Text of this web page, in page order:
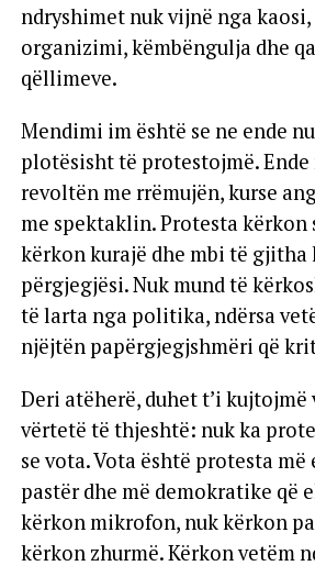
ndryshimet nuk vijnë nga
organizimi, këmbëngulja dhe
qëllimeve.
Mendimi im është se ne ende
plotësisht të protestojmë.
revoltën me rrëmujën, kurse
me spektaklin. Protesta
kërkon kurajë dhe mbi të gjitha
përgjegjësi. Nuk mund të
të larta nga politika, ndërsa
njëjtën papërgjegjshmëri që
Deri atëherë, duhet t’i kujtojmë
vërtetë të thjeshtë: nuk ka
se vota. Vota është protesta më
pastër dhe më demokratike që
kërkon mikrofon, nuk kërkon
kërkon zhurmë. Kërkon vetëm